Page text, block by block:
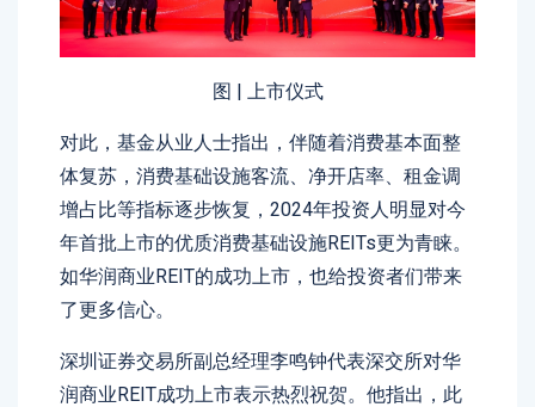
图 | 上市仪式
对此，基金从业人士指出，伴随着消费基本面整
体复苏，消费基础设施客流、净开店率、租金调
增占比等指标逐步恢复，2024年投资人明显对今
年首批上市的优质消费基础设施REITs更为青睐。
如华润商业REIT的成功上市，也给投资者们带来
了更多信心。
深圳证券交易所副总经理李鸣钟代表深交所对华
润商业REIT成功上市表示热烈祝贺。他指出，此